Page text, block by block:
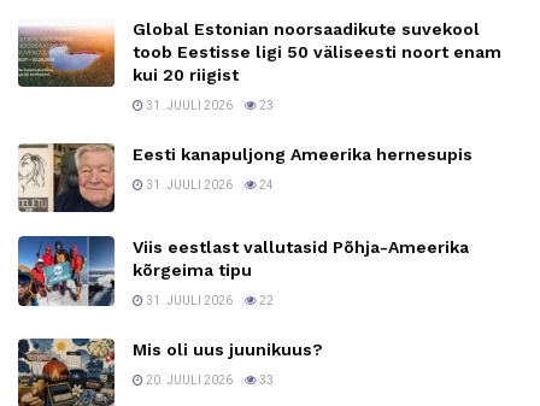
Global Estonian noorsaadikute suvekool
toob Eestisse ligi 50 väliseesti noort enam
kui 20 riigist
31. JUULI 2026 23
Eesti kanapuljong Ameerika hernesupis
31. JUULI 2026 24
Viis eestlast vallutasid Põhja-Ameerika
kõrgeima tipu
31. JUULI 2026 22
Mis oli uus juunikuus?
20. JUULI 2026 33